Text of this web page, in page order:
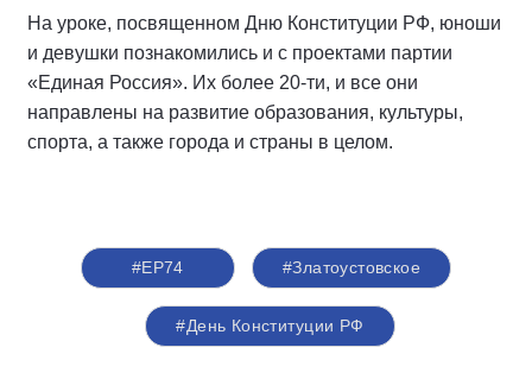
На уроке, посвященном Дню Конституции РФ, юноши
и девушки познакомились и с проектами партии
«Единая Россия». Их более 20-ти, и все они
направлены на развитие образования, культуры,
спорта, а также города и страны в целом.
#ЕР74 #Златоустовское
#День Конституции РФ